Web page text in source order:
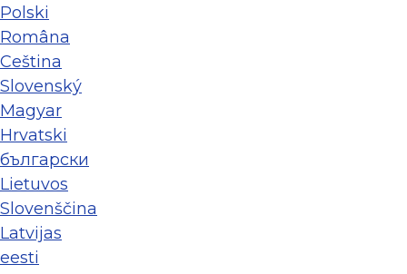
Polski
Româna
Ceština
Slovenský
Magyar
Hrvatski
български
Lietuvos
Slovenščina
Latvijas
eesti